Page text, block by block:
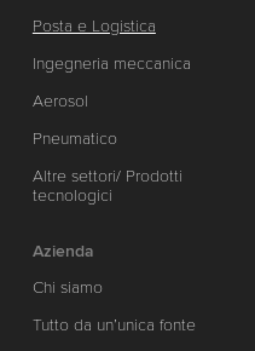
Posta e Logistica
Ingegneria meccanica
Aerosol
Pneumatico
Altre settori/ Prodotti
tecnologici
Azienda
Chi siamo
Tutto da un’unica fonte